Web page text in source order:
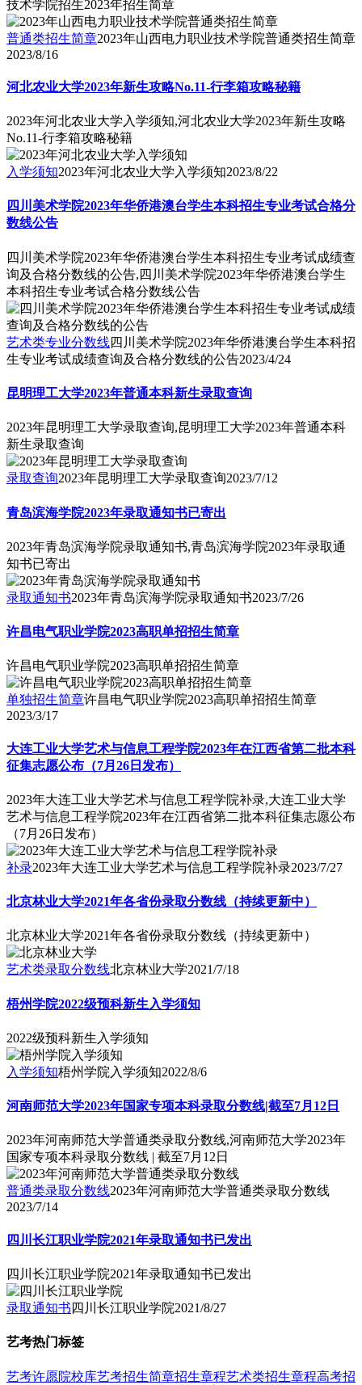
普通类招生简章2023年山西电力职业技术学院普通类招生简章
2023/8/16
河北农业大学2023年新生攻略No.11-行李箱攻略秘籍
2023年河北农业大学入学须知,河北农业大学2023年新生攻略
No.11-行李箱攻略秘籍
入学须知2023年河北农业大学入学须知2023/8/22
四川美术学院2023年华侨港澳台学生本科招生专业考试合格分
数线公告
四川美术学院2023年华侨港澳台学生本科招生专业考试成绩查
询及合格分数线的公告,四川美术学院2023年华侨港澳台学生
本科招生专业考试合格分数线公告
艺术类专业分数线四川美术学院2023年华侨港澳台学生本科招
生专业考试成绩查询及合格分数线的公告2023/4/24
昆明理工大学2023年普通本科新生录取查询
2023年昆明理工大学录取查询,昆明理工大学2023年普通本科
新生录取查询
录取查询2023年昆明理工大学录取查询2023/7/12
青岛滨海学院2023年录取通知书已寄出
2023年青岛滨海学院录取通知书,青岛滨海学院2023年录取通
知书已寄出
录取通知书2023年青岛滨海学院录取通知书2023/7/26
许昌电气职业学院2023高职单招招生简章
许昌电气职业学院2023高职单招招生简章
单独招生简章许昌电气职业学院2023高职单招招生简章
2023/3/17
大连工业大学艺术与信息工程学院2023年在江西省第二批本科
征集志愿公布（7月26日发布）
2023年大连工业大学艺术与信息工程学院补录,大连工业大学
艺术与信息工程学院2023年在江西省第二批本科征集志愿公布
（7月26日发布）
补录2023年大连工业大学艺术与信息工程学院补录2023/7/27
北京林业大学2021年各省份录取分数线（持续更新中）
北京林业大学2021年各省份录取分数线（持续更新中）
艺术类录取分数线北京林业大学2021/7/18
梧州学院2022级预科新生入学须知
2022级预科新生入学须知
入学须知梧州学院入学须知2022/8/6
河南师范大学2023年国家专项本科录取分数线|截至7月12日
2023年河南师范大学普通类录取分数线,河南师范大学2023年
国家专项本科录取分数线 | 截至7月12日
普通类录取分数线2023年河南师范大学普通类录取分数线
2023/7/14
四川长江职业学院2021年录取通知书已发出
四川长江职业学院2021年录取通知书已发出
录取通知书四川长江职业学院2021/8/27
艺考热门标签
艺考许愿院校库艺考招生简章招生章程艺术类招生章程高考招